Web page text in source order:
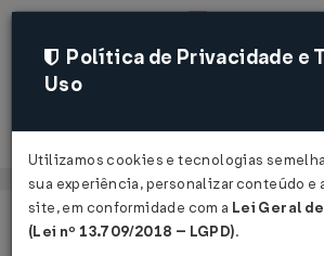
Página Inicial Legislações
Política de Privacidade e
Uso
Utilizamos cookies e tecnologias
sua experiência, personalizar conteúdo e
site, em conformidade com a Lei Geral
(Lei nº 13.709/2018 – LGPD).